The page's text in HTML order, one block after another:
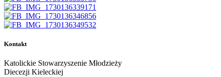
Kontakt
Katolickie Stowarzyszenie Młodzieży
Diecezji Kieleckiej